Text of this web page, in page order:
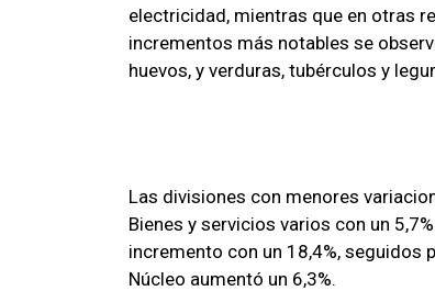
electricidad, mientras que en otras
incrementos más notables se
huevos, y verduras, tubérculos y
Las divisiones con menores
Bienes y servicios varios con un
incremento con un 18,4%, seguidos
Núcleo aumentó un 6,3%.